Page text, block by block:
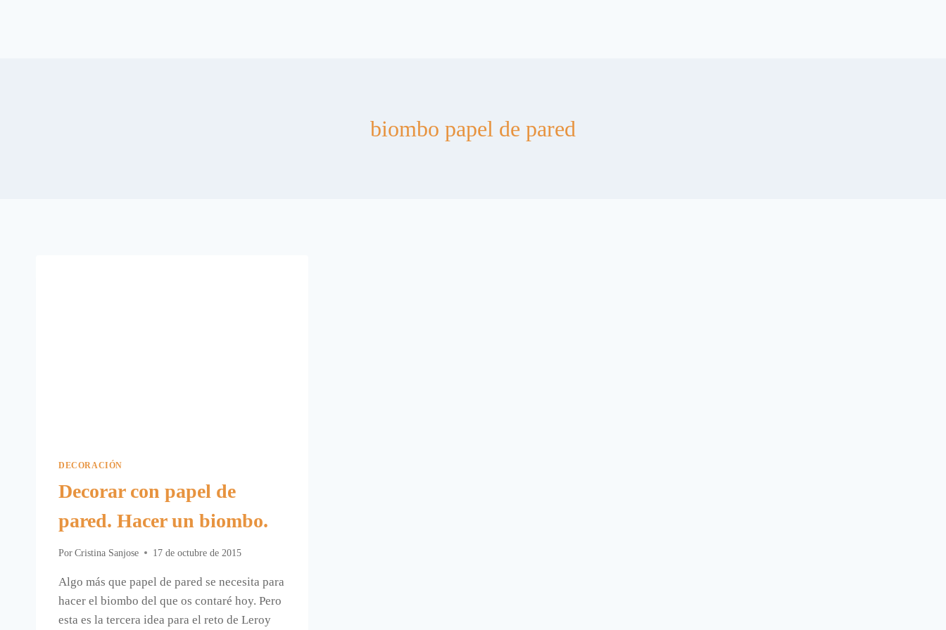
biombo papel de pared
DECORACIÓN
Decorar con papel de
pared. Hacer un biombo.
Por Cristina Sanjose 17 de octubre de 2015
Algo más que papel de pared se necesita para
hacer el biombo del que os contaré hoy. Pero
esta es la tercera idea para el reto de Leroy